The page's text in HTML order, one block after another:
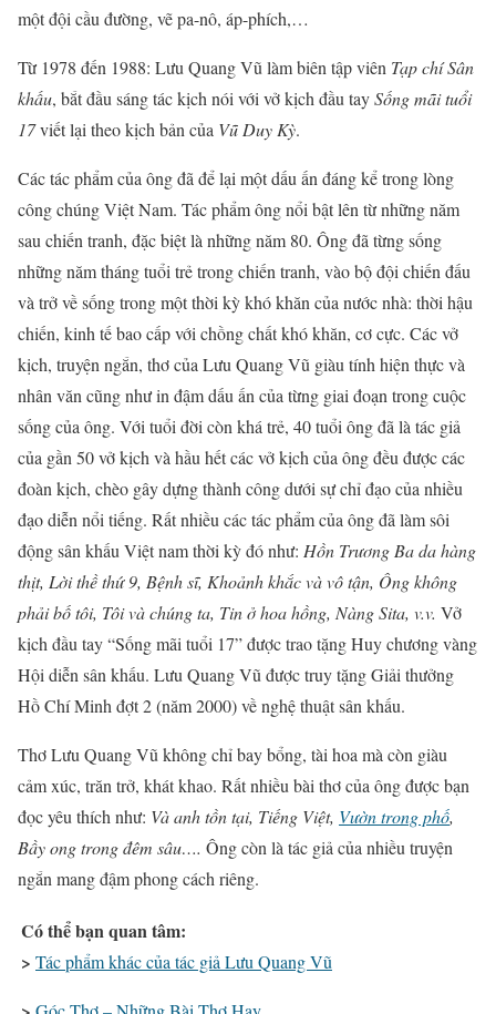
một đội cầu đường, vẽ pa-nô, áp-phích,…
Từ 1978 đến 1988: Lưu Quang Vũ làm biên tập viên Tạp chí Sân
khấu, bắt đầu sáng tác kịch nói với vở kịch đầu taySống mãi tuổi
17viết lại theo kịch bản của Vũ Duy Kỳ.
Các tác phẩm của ông đã để lại một dấu ấn đáng kể trong lòng
công chúng Việt Nam. Tác phẩm ông nổi bật lên từ những năm
sau chiến tranh, đặc biệt là những năm 80. Ông đã từng sống
những năm tháng tuổi trẻ trong chiến tranh, vào bộ đội chiến đấu
và trở về sống trong một thời kỳ khó khăn của nước nhà: thời hậu
chiến, kinh tế bao cấp với chồng chất khó khăn, cơ cực. Các vở
kịch, truyện ngắn, thơ của Lưu Quang Vũ giàu tính hiện thực và
nhân văn cũng như in đậm dấu ấn của từng giai đoạn trong cuộc
sống của ông. Với tuổi đời còn khá trẻ, 40 tuổi ông đã là tác giả
của gần 50 vở kịch và hầu hết các vở kịch của ông đều được các
đoàn kịch, chèo gây dựng thành công dưới sự chỉ đạo của nhiều
đạo diễn nổi tiếng. Rất nhiều các tác phẩm của ông đã làm sôi
động sân khấu Việt nam thời kỳ đó như: Hồn Trương Ba da hàng
thịt, Lời thề thứ 9, Bệnh sĩ, Khoảnh khắc và vô tận, Ông không
phải bố tôi, Tôi và chúng ta, Tin ở hoa hồng, Nàng Sita, v.v. Vở
kịch đầu tay “Sống mãi tuổi 17” được trao tặng Huy chương vàng
Hội diễn sân khấu. Lưu Quang Vũ được truy tặng Giải thưởng
Hồ Chí Minh đợt 2 (năm 2000) về nghệ thuật sân khấu.
Thơ Lưu Quang Vũ không chỉ bay bổng, tài hoa mà còn giàu
cảm xúc, trăn trở, khát khao. Rất nhiều bài thơ của ông được bạn
đọc yêu thích như: Và anh tồn tại, Tiếng Việt, Vườn trong phố,
Bầy ong trong đêm sâu…. Ông còn là tác giả của nhiều truyện
ngắn mang đậm phong cách riêng.
Có thể bạn quan tâm:
> Tác phẩm khác của tác giả Lưu Quang Vũ